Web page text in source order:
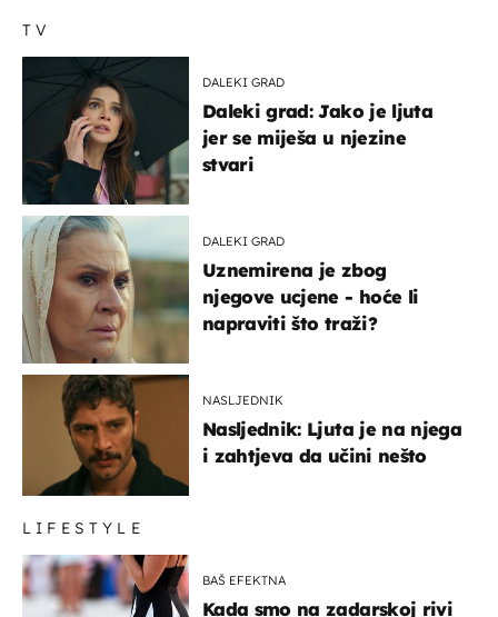
TV
DALEKI GRAD
Daleki grad: Jako je ljuta
jer se miješa u njezine
stvari
DALEKI GRAD
Uznemirena je zbog
njegove ucjene - hoće li
napraviti što traži?
NASLJEDNIK
Nasljednik: Ljuta je na njega
i zahtjeva da učini nešto
LIFESTYLE
BAŠ EFEKTNA
Kada smo na zadarskoj rivi